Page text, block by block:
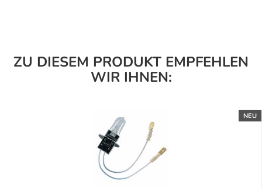
ZU DIESEM PRODUKT EMPFEHLEN
WIR IHNEN:
NEU